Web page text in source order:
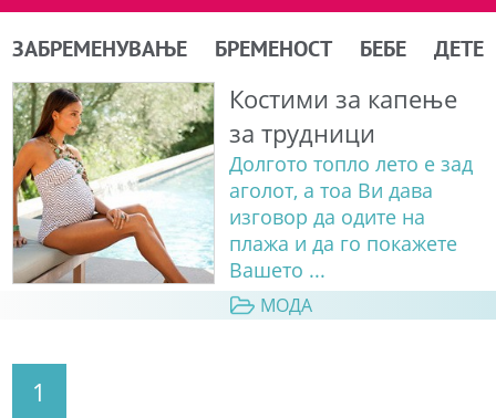
ЗАБРЕМЕНУВАЊЕ БРЕМЕНОСТ БЕБЕ ДЕТЕ
Костими за капење
за трудници
Долгото топло лето е зад
аголот, а тоа Ви дава
изговор да одите на
плажа и да го покажете
Вашето ...
МОДА
1